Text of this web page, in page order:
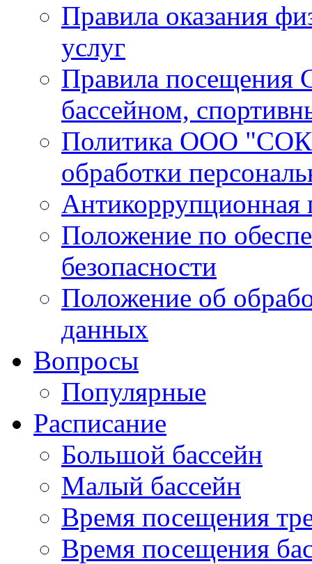
Правила оказания
услуг
Правила посещения
бассейном,
Политика ООО "СОК
обработки
Положение по
безопасности
Положение об
данных
Вопросы
Популярные
Расписание
Большой бассейн
Малый бассейн
Время посещения
Время посещения